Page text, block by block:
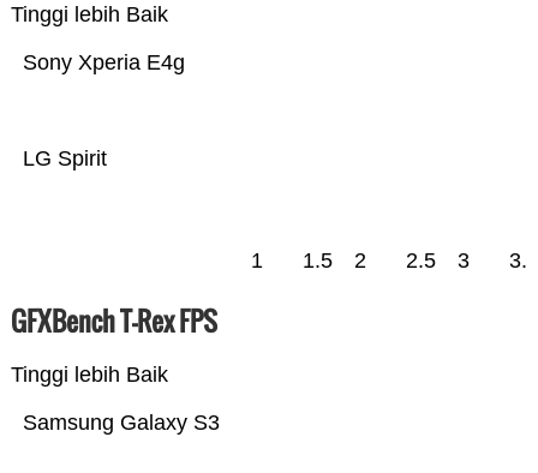
Tinggi lebih Baik
LG Spirit
Sony Xperia E4g
1 1.5 2 2.5 3 3.5
GFXBench T-Rex FPS
Tinggi lebih Baik
Samsung Galaxy S3